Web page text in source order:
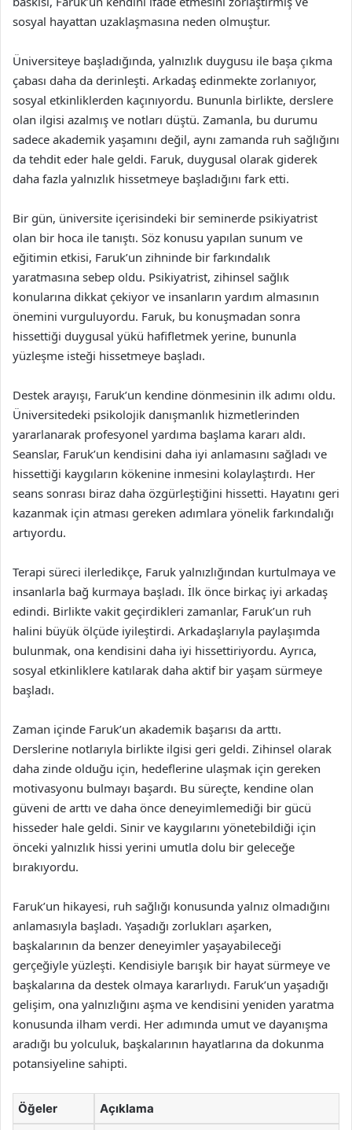
sosyal hayattan uzaklaşmasına neden olmuştur.
Üniversiteye başladığında, yalnızlık duygusu ile başa çıkma
çabası daha da derinleşti. Arkadaş edinmekte zorlanıyor,
sosyal etkinliklerden kaçınıyordu. Bununla birlikte, derslere
olan ilgisi azalmış ve notları düştü. Zamanla, bu durumu
sadece akademik yaşamını değil, aynı zamanda ruh sağlığını
da tehdit eder hale geldi. Faruk, duygusal olarak giderek
daha fazla yalnızlık hissetmeye başladığını fark etti.
Bir gün, üniversite içerisindeki bir seminerde psikiyatrist
olan bir hoca ile tanıştı. Söz konusu yapılan sunum ve
eğitimin etkisi, Faruk’un zihninde bir farkındalık
yaratmasına sebep oldu. Psikiyatrist, zihinsel sağlık
konularına dikkat çekiyor ve insanların yardım almasının
önemini vurguluyordu. Faruk, bu konuşmadan sonra
hissettiği duygusal yükü hafifletmek yerine, bununla
yüzleşme isteği hissetmeye başladı.
Destek arayışı, Faruk’un kendine dönmesinin ilk adımı oldu.
Üniversitedeki psikolojik danışmanlık hizmetlerinden
yararlanarak profesyonel yardıma başlama kararı aldı.
Seanslar, Faruk’un kendisini daha iyi anlamasını sağladı ve
hissettiği kaygıların kökenine inmesini kolaylaştırdı. Her
seans sonrası biraz daha özgürleştiğini hissetti. Hayatını geri
kazanmak için atması gereken adımlara yönelik farkındalığı
artıyordu.
Terapi süreci ilerledikçe, Faruk yalnızlığından kurtulmaya ve
insanlarla bağ kurmaya başladı. İlk önce birkaç iyi arkadaş
edindi. Birlikte vakit geçirdikleri zamanlar, Faruk’un ruh
halini büyük ölçüde iyileştirdi. Arkadaşlarıyla paylaşımda
bulunmak, ona kendisini daha iyi hissettiriyordu. Ayrıca,
sosyal etkinliklere katılarak daha aktif bir yaşam sürmeye
başladı.
Zaman içinde Faruk’un akademik başarısı da arttı.
Derslerine notlarıyla birlikte ilgisi geri geldi. Zihinsel olarak
daha zinde olduğu için, hedeflerine ulaşmak için gereken
motivasyonu bulmayı başardı. Bu süreçte, kendine olan
güveni de arttı ve daha önce deneyimlemediği bir gücü
hisseder hale geldi. Sinir ve kaygılarını yönetebildiği için
önceki yalnızlık hissi yerini umutla dolu bir geleceğe
bırakıyordu.
Faruk’un hikayesi, ruh sağlığı konusunda yalnız olmadığını
anlamasıyla başladı. Yaşadığı zorlukları aşarken,
başkalarının da benzer deneyimler yaşayabileceği
gerçeğiyle yüzleşti. Kendisiyle barışık bir hayat sürmeye ve
başkalarına da destek olmaya kararlıydı. Faruk’un yaşadığı
gelişim, ona yalnızlığını aşma ve kendisini yeniden yaratma
konusunda ilham verdi. Her adımında umut ve dayanışma
aradığı bu yolculuk, başkalarının hayatlarına da dokunma
potansiyeline sahipti.
Öğeler Açıklama